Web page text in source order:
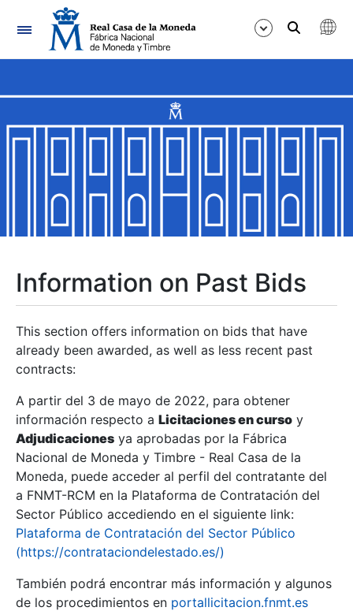
Navigation
Show/Hide
Show/Hide
Show/Hide
Show/Hide
Show/Hide
Information on Past Bids
This section offers information on bids that have
already been awarded, as well as less recent past
contracts:
A partir del 3 de mayo de 2022, para obtener
información respecto a Licitaciones en curso y
Adjudicaciones ya aprobadas por la Fábrica
Nacional de Moneda y Timbre - Real Casa de la
Moneda, puede acceder al perfil del contratante del
a FNMT-RCM en la Plataforma de Contratación del
Sector Público accediendo en el siguiente link:
Plataforma de Contratación del Sector Público
(https://contrataciondelestado.es/)
También podrá encontrar más información y algunos
de los procedimientos en portallicitacion.fnmt.es